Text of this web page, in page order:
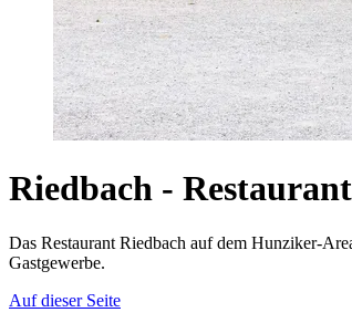
Riedbach -
Das Restaurant Riedbach auf dem Hunziker-
Gastgewerbe.
Auf dieser Seite